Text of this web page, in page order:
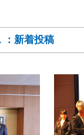
：新着投稿